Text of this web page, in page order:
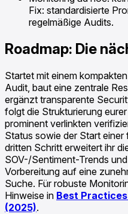
Fix: standardisierte
regelmäßige Audits.
Roadmap: Die
Startet mit einem
Audit, baut eine zentrale
ergänzt transparente
folgt die Strukturierung
prominent verlinkten
Status sowie der Start
dritten Schritt erweitert ihr
SOV-/Sentiment-Trends
Vorbereitung auf eine
Suche. Für robuste
Hinweise in Best
(2025).